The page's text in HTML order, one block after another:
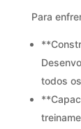
Para
todos